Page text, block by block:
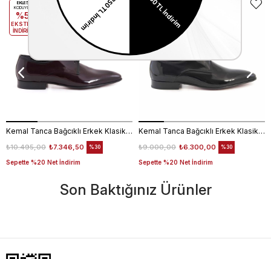
Kemal Tanca Bağcıklı Erkek Klasik Ayakkabı 700
₺7.346,50
₺10.495,00
Sepette %20 Net İndirim
%30
EKLE5
KODUYLA
%5
EKSTRA
İNDİRİM
Kemal Tanca Bağcıklı Erkek Klasik Ayakkabı 700
₺6.300,00
₺9.000,00
Sepette %20 Net İndirim
%30
EKLE5
KODUYLA
Son Baktığınız Ürünler